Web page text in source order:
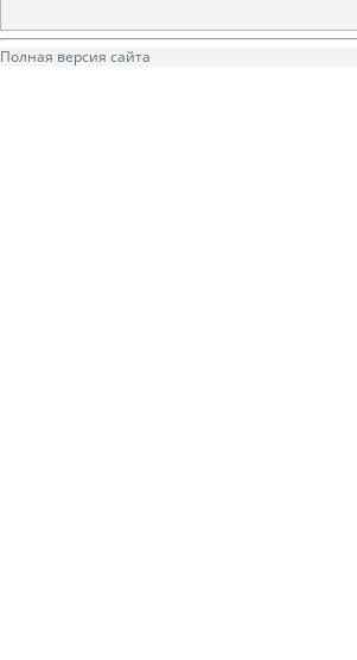
Полная версия сайта